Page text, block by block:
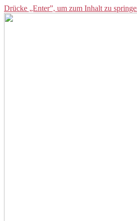
Drücke „Enter”, um zum Inhalt zu